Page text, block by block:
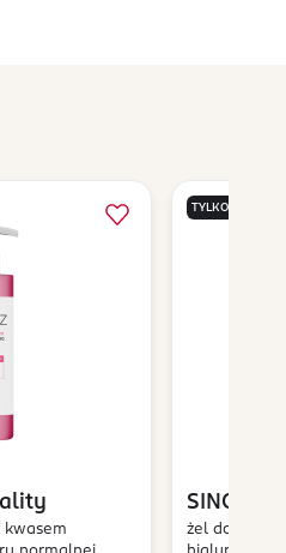
TYLKO ONLINE
SINOZ
żel do mycia